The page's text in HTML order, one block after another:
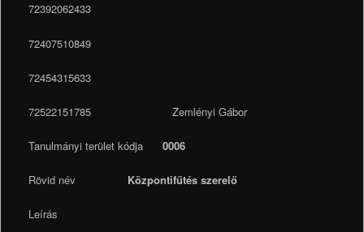
72392062433
72407510849
72454315633
72522151785 Zemlényi Gábor
Tanulmányi terület kódja 0006
Rövid név Központifűtés szerelő
Leírás